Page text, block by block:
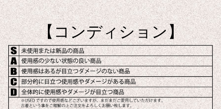
【コンディション】